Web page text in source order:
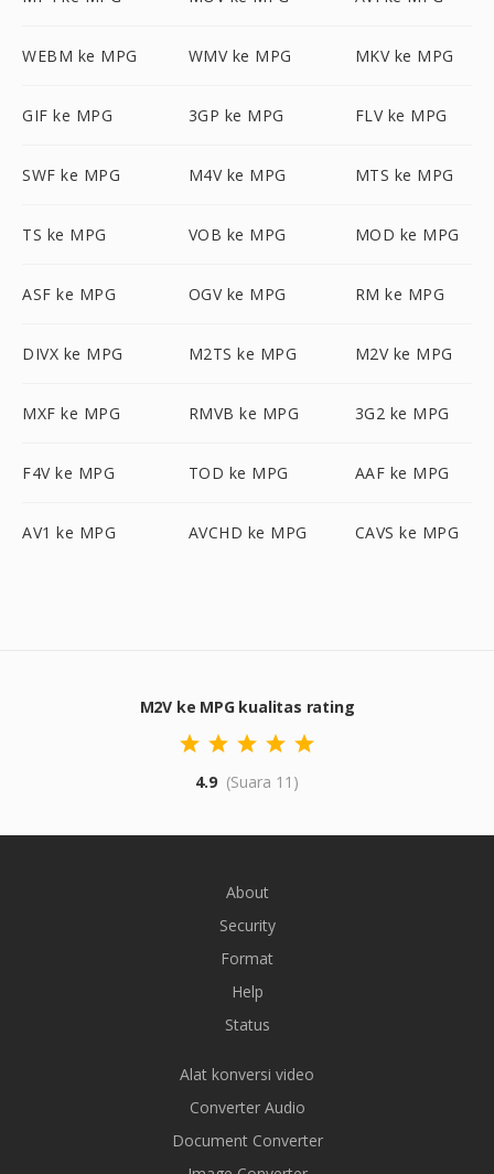
WEBM ke MPG WMV ke MPG MKV ke MPG
GIF ke MPG 3GP ke MPG FLV ke MPG
SWF ke MPG M4V ke MPG MTS ke MPG
TS ke MPG VOB ke MPG MOD ke MPG
ASF ke MPG OGV ke MPG RM ke MPG
DIVX ke MPG M2TS ke MPG M2V ke MPG
MXF ke MPG RMVB ke MPG 3G2 ke MPG
F4V ke MPG TOD ke MPG AAF ke MPG
AV1 ke MPG AVCHD ke MPG CAVS ke MPG
M2V ke MPG kualitas rating
4.9 (Suara 11)
About
Security
Format
Help
Status
Alat konversi video
Converter Audio
Document Converter